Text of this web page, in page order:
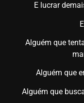
E lucrar
Alguém que
Alguém que
Alguém que